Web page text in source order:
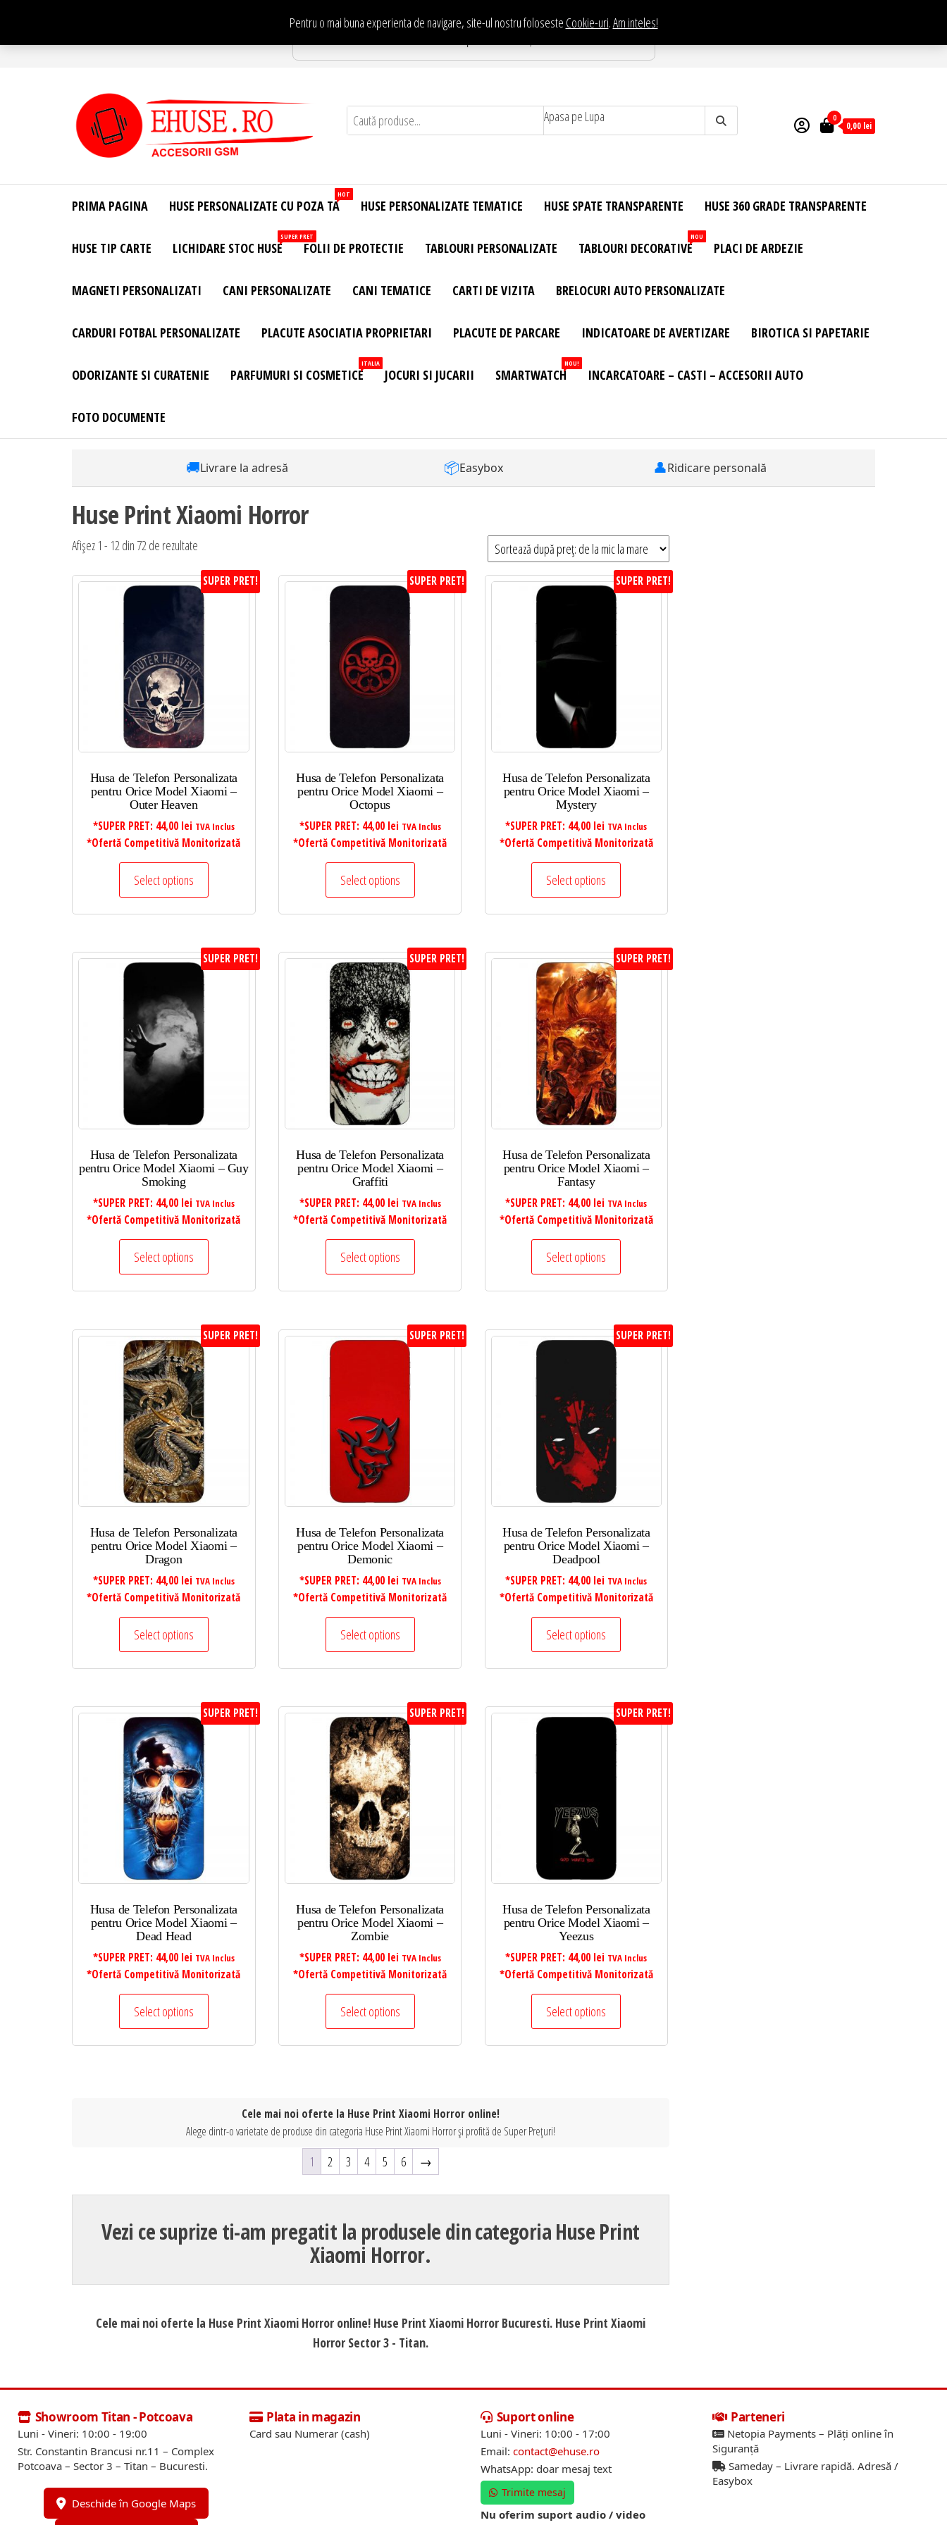
conținut
Pentru o mai buna experienta de navigare, site-ul nostru foloseste Cookie-uri.Am inteles!
Te asteptam in Showroom eHuse.ro
Site Oficial .
Huse
Personalizate
Huse
Personalizate
Telefon –
– Accesorii
Apasa pe Lupa 0
0,00 lei
PRIMA PAGINA HUSE PERSONALIZATE CU POZA TA
HOT
HUSE PERSONALIZATE TEMATICE HUSE SPATE TRANSPARENTE HUSE 360 GRADE TRANSPARENTE
HUSE TIP CARTE LICHIDARE STOC HUSE
SUPER PRET
FOLII DE PROTECTIE TABLOURI PERSONALIZATE TABLOURI DECORATIVE
NOU
PLACI DE ARDEZIE
MAGNETI PERSONALIZATI CANI PERSONALIZATE CANI TEMATICE CARTI DE VIZITA BRELOCURI AUTO PERSONALIZATE
CARDURI FOTBAL PERSONALIZATE PLACUTE ASOCIATIA PROPRIETARI PLACUTE DE PARCARE INDICATOARE DE AVERTIZARE BIROTICA SI PAPETARIE
ODORIZANTE SI CURATENIE PARFUMURI SI COSMETICE
ITALIA
JOCURI SI JUCARII SMARTWATCH
NOU!
INCARCATOARE – CASTI – ACCESORII AUTO
FOTO DOCUMENTE
🚚Livrare la adresă 📦Easybox 👤Ridicare personală
Huse Print Xiaomi Horror
Afișez 1 - 12 din 72 de rezultate
preț:
de
la
mic
la
mare
SUPER PRET!
Husa de Telefon Personalizata
pentru Orice Model Xiaomi –
Outer Heaven
*SUPER PRET: 44,00 lei TVA Inclus
*Ofertă Competitivă Monitorizată
Select options
SUPER PRET!
Husa de Telefon Personalizata
pentru Orice Model Xiaomi –
Octopus
*SUPER PRET: 44,00 lei TVA Inclus
*Ofertă Competitivă Monitorizată
Select options
SUPER PRET!
Husa de Telefon Personalizata
pentru Orice Model Xiaomi –
Mystery
*SUPER PRET: 44,00 lei TVA Inclus
*Ofertă Competitivă Monitorizată
Select options
SUPER PRET!
Husa de Telefon Personalizata
pentru Orice Model Xiaomi – Guy
Smoking
*SUPER PRET: 44,00 lei TVA Inclus
*Ofertă Competitivă Monitorizată
Select options
SUPER PRET!
Husa de Telefon Personalizata
pentru Orice Model Xiaomi –
Graffiti
*SUPER PRET: 44,00 lei TVA Inclus
*Ofertă Competitivă Monitorizată
Select options
SUPER PRET!
Husa de Telefon Personalizata
pentru Orice Model Xiaomi –
Fantasy
*SUPER PRET: 44,00 lei TVA Inclus
*Ofertă Competitivă Monitorizată
Select options
SUPER PRET!
Husa de Telefon Personalizata
pentru Orice Model Xiaomi –
Dragon
*SUPER PRET: 44,00 lei TVA Inclus
*Ofertă Competitivă Monitorizată
Select options
SUPER PRET!
Husa de Telefon Personalizata
pentru Orice Model Xiaomi –
Demonic
*SUPER PRET: 44,00 lei TVA Inclus
*Ofertă Competitivă Monitorizată
Select options
SUPER PRET!
Husa de Telefon Personalizata
pentru Orice Model Xiaomi –
Deadpool
*SUPER PRET: 44,00 lei TVA Inclus
*Ofertă Competitivă Monitorizată
Select options
SUPER PRET!
Husa de Telefon Personalizata
pentru Orice Model Xiaomi –
Dead Head
*SUPER PRET: 44,00 lei TVA Inclus
*Ofertă Competitivă Monitorizată
Select options
SUPER PRET!
Husa de Telefon Personalizata
pentru Orice Model Xiaomi –
Zombie
*SUPER PRET: 44,00 lei TVA Inclus
*Ofertă Competitivă Monitorizată
Select options
SUPER PRET!
Husa de Telefon Personalizata
pentru Orice Model Xiaomi –
Yeezus
*SUPER PRET: 44,00 lei TVA Inclus
*Ofertă Competitivă Monitorizată
Select options
Cele mai noi oferte la Huse Print Xiaomi Horror online!
Alege dintr-o varietate de produse din categoria Huse Print Xiaomi Horror și profită de Super Prețuri!
1 2 3 4 5 6 →
Vezi ce suprize ti-am pregatit la produsele din categoria Huse Print
Xiaomi Horror.
Cele mai noi oferte la Huse Print Xiaomi Horror online! Huse Print Xiaomi Horror Bucuresti. Huse Print Xiaomi
Horror Sector 3 - Titan.
Showroom Titan - Potcoava
Luni - Vineri: 10:00 - 19:00
Str. Constantin Brancusi nr.11 – Complex
Potcoava – Sector 3 – Titan – Bucuresti.
Deschide în Google Maps
Plata in magazin
Card sau Numerar (cash)
Suport online
Luni - Vineri: 10:00 - 17:00
Email: contact@ehuse.ro
WhatsApp: doar mesaj text
Trimite mesaj
Nu oferim suport audio / video
Parteneri
Netopia Payments – Plăți online în
Siguranță
Sameday – Livrare rapidă. Adresă /
Easybox